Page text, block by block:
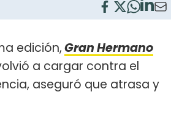
edición,Gran Hermano
a cargar contra el
aseguró que atrasa y